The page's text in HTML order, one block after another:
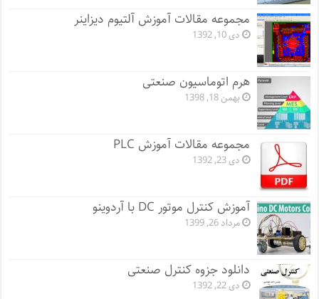
مجموعه مقالات آموزش آلتیوم دیزاینر
دی 10, 1392
هرم اتوماسیون صنعتی
بهمن 18, 1398
مجموعه مقالات آموزش PLC
دی 23, 1392
آموزش کنترل موتور DC با آردوینو
مرداد 26, 1399
دانلود جزوه کنترل صنعتی
دی 22, 1392